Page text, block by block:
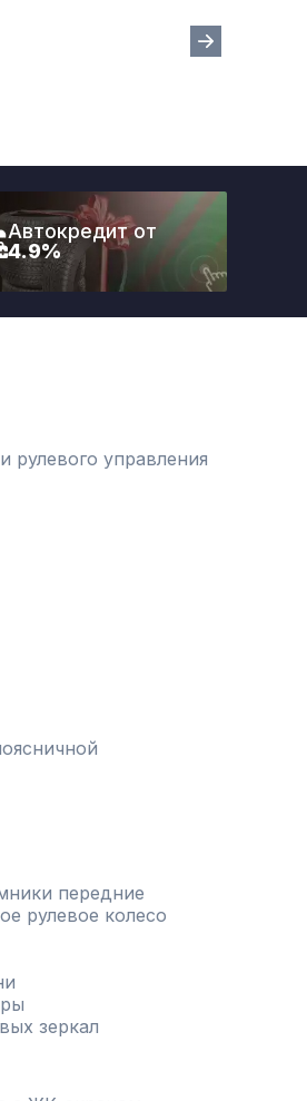
Автокредит от
4.9%
рулевого управления
передние
рулевое колесо
зеркал